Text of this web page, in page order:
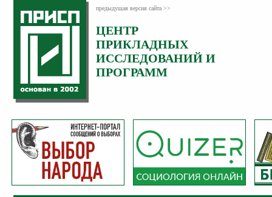
предыдущая версия сайта >>
ЦЕНТР
ПРИКЛАДНЫХ
ИССЛЕДОВАНИЙ И
ПРОГРАММ
Категория:
Комментарии